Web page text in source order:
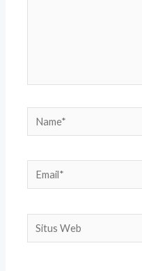
Name*
Email*
Situs
Web